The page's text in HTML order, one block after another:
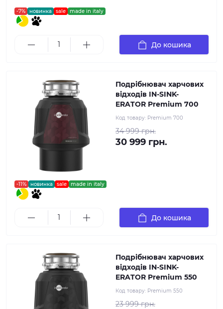
-7% новинка sale made in italy
До кошика
-11% новинка sale made in italy
Подрібнювач харчових
відходів IN-SINK-
ERATOR Premium 700
Код товару: Premium 700
34 999 грн.
30 999 грн.
До кошика
Подрібнювач харчових
відходів IN-SINK-
ERATOR Premium 550
Код товару: Premium 550
23 999 грн.